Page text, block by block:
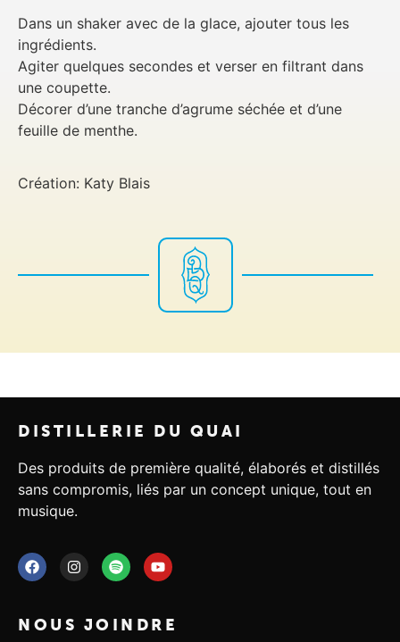
Dans un shaker avec de la glace, ajouter tous les
ingrédients.
Agiter quelques secondes et verser en filtrant dans
une coupette.
Décorer d’une tranche d’agrume séchée et d’une
feuille de menthe.
Création: Katy Blais
DISTILLERIE DU QUAI
Des produits de première qualité, élaborés et distillés
sans compromis, liés par un concept unique, tout en
musique.
NOUS JOINDRE